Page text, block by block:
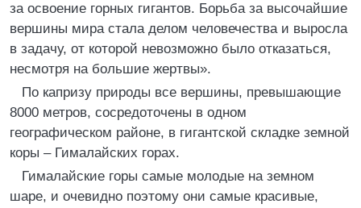
за освоение горных гигантов. Борьба за высочайшие
вершины мира стала делом человечества и выросла
в задачу, от которой невозможно было отказаться,
несмотря на большие жертвы».
По капризу природы все вершины, превышающие
8000 метров, сосредоточены в одном
географическом районе, в гигантской складке земной
коры – Гималайских горах.
Гималайские горы самые молодые на земном
шаре, и очевидно поэтому они самые красивые,